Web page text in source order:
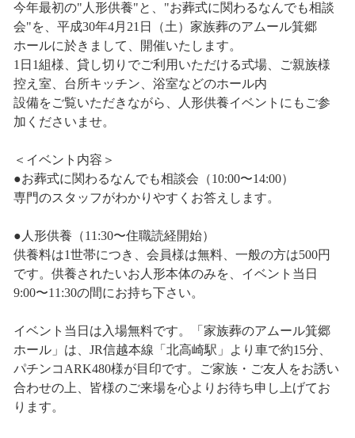
今年最初の"人形供養"と、"お葬式に関わるなんでも相談
会"を、平成30年4月21日（土）家族葬のアムール箕郷
ホールに於きまして、開催いたします。
1日1組様、貸し切りでご利用いただける式場、ご親族様
控え室、台所キッチン、浴室などのホール内
設備をご覧いただきながら、人形供養イベントにもご参
加くださいませ。
＜イベント内容＞
●お葬式に関わるなんでも相談会（10:00〜14:00）
専門のスタッフがわかりやすくお答えします。
●人形供養（11:30〜住職読経開始）
供養料は1世帯につき、会員様は無料、一般の方は500円
です。供養されたいお人形本体のみを、イベント当日
9:00〜11:30の間にお持ち下さい。
イベント当日は入場無料です。「家族葬のアムール箕郷
ホール」は、JR信越本線「北高崎駅」より車で約15分、
パチンコARK480様が目印です。ご家族・ご友人をお誘い
合わせの上、皆様のご来場を心よりお待ち申し上げてお
ります。